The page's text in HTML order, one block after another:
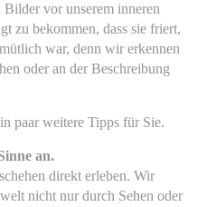
Bilder vor unserem inneren
zu bekommen, dass sie friert,
war, denn wir erkennen
oder an der Beschreibung
paar weitere Tipps für Sie.
an.
direkt erleben. Wir
nicht nur durch Sehen oder